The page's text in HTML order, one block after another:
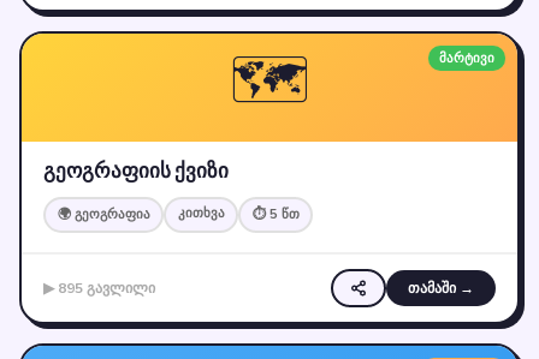
🗺️ მარტივი
გეოგრაფიის ქვიზი
🌍 გეოგრაფია კითხვა ⏱ 5 წთ
▶ 895 გავლილი თამაში →